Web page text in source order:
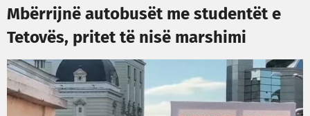
Mbërrijnë autobusët me studentët e
Tetovës, pritet të nisë marshimi